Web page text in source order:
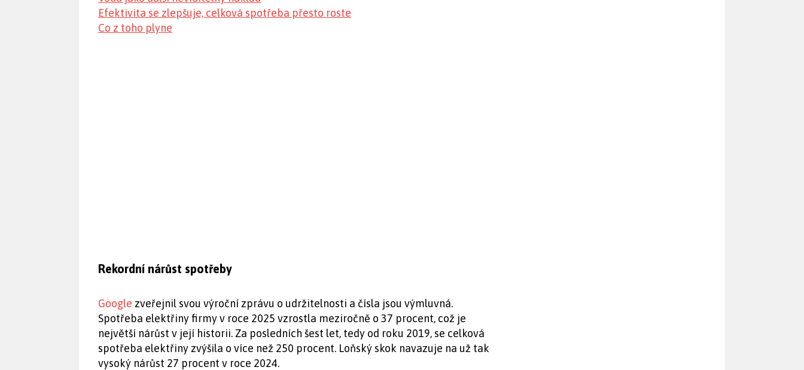
Efektivita se zlepšuje, celková spotřeba přesto roste
Co z toho plyne
Rekordní nárůst spotřeby
Google zveřejnil svou výroční zprávu o udržitelnosti a čísla jsou výmluvná.
Spotřeba elektřiny firmy v roce 2025 vzrostla meziročně o 37 procent, což je
největší nárůst v její historii. Za posledních šest let, tedy od roku 2019, se celková
spotřeba elektřiny zvýšila o více než 250 procent. Loňský skok navazuje na už tak
vysoký nárůst 27 procent v roce 2024.